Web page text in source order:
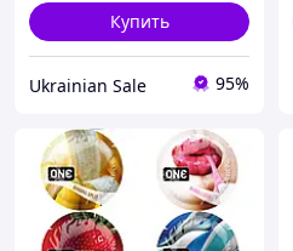
Купить
Ukrainian Sale 95%